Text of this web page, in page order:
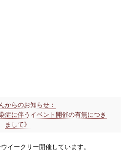
からのお知らせ：
症に伴うイベント開催の有無につき
まして》
イークリー開催しています。